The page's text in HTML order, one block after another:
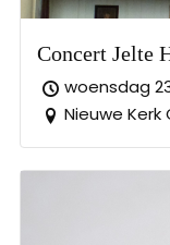
Concert Jelte
woensdag
Nieuwe Kerk